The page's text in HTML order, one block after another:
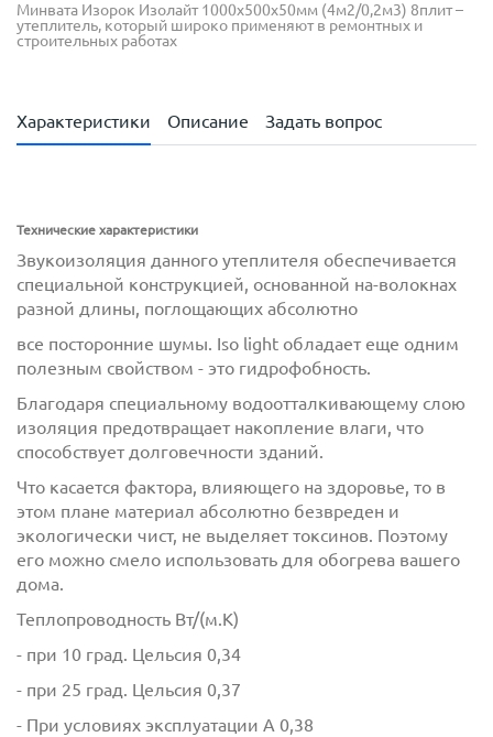
Минвата Изорок Изолайт 1000х500х50мм (4м2/0,2м3) 8плит –
утеплитель, который широко применяют в ремонтных и
строительных работах
Характеристики Описание Задать вопрос
Технические характеристики
Звукоизоляция данного утеплителя обеспечивается
специальной конструкцией, основанной на-волокнах
разной длины, поглощающих абсолютно
все посторонние шумы. Iso light обладает еще одним
полезным свойством - это гидрофобность.
Благодаря специальному водоотталкивающему слою
изоляция предотвращает накопление влаги, что
способствует долговечности зданий.
Что касается фактора, влияющего на здоровье, то в
этом плане материал абсолютно безвреден и
экологически чист, не выделяет токсинов. Поэтому
его можно смело использовать для обогрева вашего
дома.
Теплопроводность Вт/(м.К)
- при 10 град. Цельсия 0,34
- при 25 град. Цельсия 0,37
- При условиях эксплуатации А 0,38